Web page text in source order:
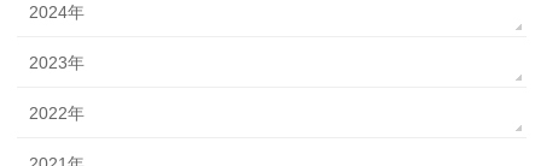
2024年
2023年
2022年